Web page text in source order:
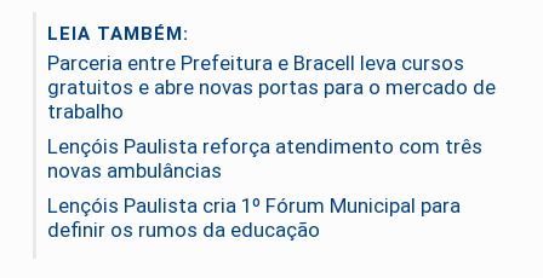
LEIA TAMBÉM:
Parceria entre Prefeitura e Bracell leva cursos
gratuitos e abre novas portas para o mercado de
trabalho
Lençóis Paulista reforça atendimento com três
novas ambulâncias
Lençóis Paulista cria 1º Fórum Municipal para
definir os rumos da educação